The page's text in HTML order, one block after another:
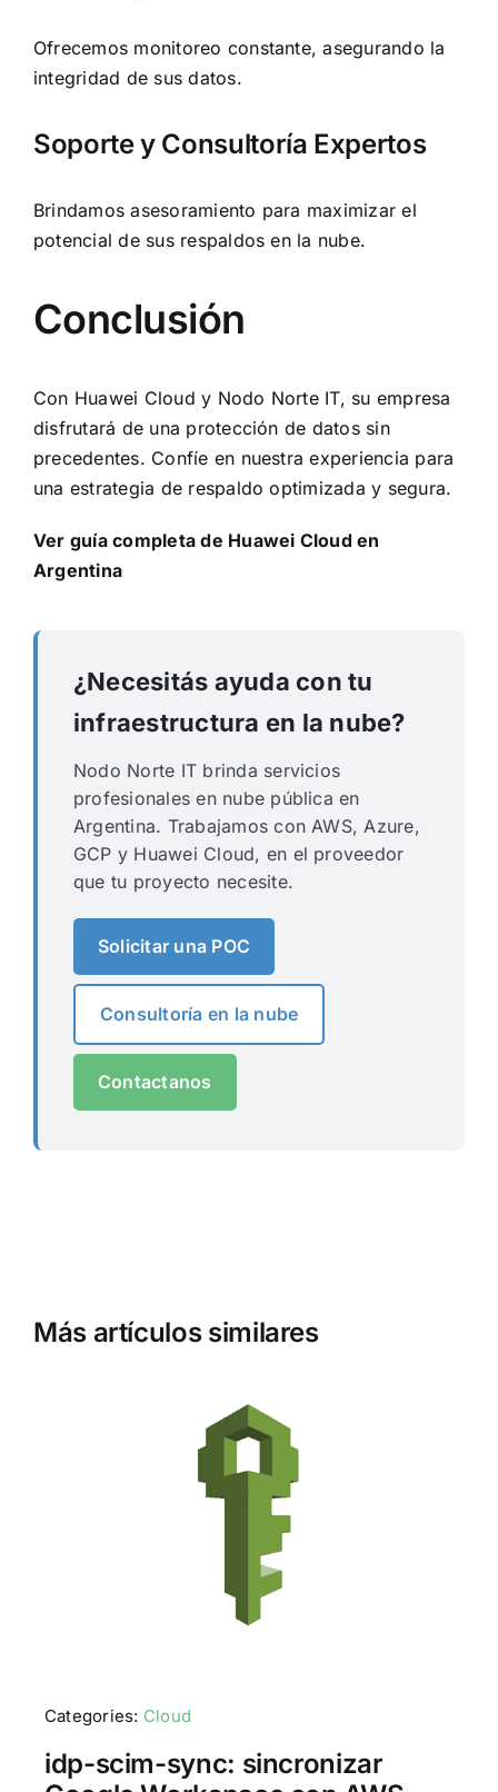
Ofrecemos monitoreo constante, asegurando la
integridad de sus datos.
Soporte y Consultoría Expertos
Brindamos asesoramiento para maximizar el
potencial de sus respaldos en la nube.
Conclusión
Con Huawei Cloud y Nodo Norte IT, su empresa
disfrutará de una protección de datos sin
precedentes. Confíe en nuestra experiencia para
una estrategia de respaldo optimizada y segura.
Ver guía completa de Huawei Cloud en
Argentina
¿Necesitás ayuda con tu
infraestructura en la nube?
Nodo Norte IT brinda servicios
profesionales en nube pública en
Argentina. Trabajamos con AWS, Azure,
GCP y Huawei Cloud, en el proveedor
que tu proyecto necesite.
Solicitar una POC
Consultoría en la nube
Contactanos
Más artículos similares
Categories: Cloud
idp-scim-sync: sincronizar